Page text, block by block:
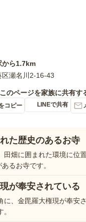
から1.7km
瀬名川2-16-43
このページを家族に共有す
コピー LINEで共有
た歴史のあるお寺
田畑に囲まれた環境に位
るお寺です。
が奉安されている
に、金毘羅大権現が奉安